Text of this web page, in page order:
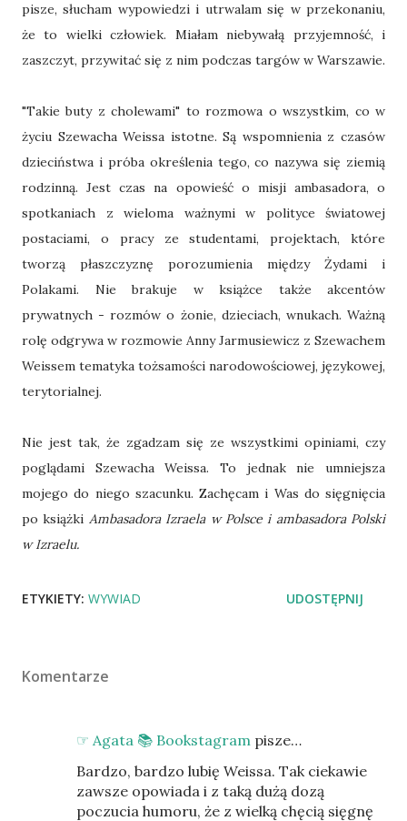
pisze, słucham wypowiedzi i utrwalam się w przekonaniu,
że to wielki człowiek. Miałam niebywałą przyjemność, i
zaszczyt, przywitać się z nim podczas targów w Warszawie.
"Takie buty z cholewami" to rozmowa o wszystkim, co w
życiu Szewacha Weissa istotne. Są wspomnienia z czasów
dzieciństwa i próba określenia tego, co nazywa się ziemią
rodzinną. Jest czas na opowieść o misji ambasadora, o
spotkaniach z wieloma ważnymi w polityce światowej
postaciami, o pracy ze studentami, projektach, które
tworzą płaszczyznę porozumienia między Żydami i
Polakami. Nie brakuje w książce także akcentów
prywatnych - rozmów o żonie, dzieciach, wnukach. Ważną
rolę odgrywa w rozmowie Anny Jarmusiewicz z Szewachem
Weissem tematyka tożsamości narodowościowej, językowej,
terytorialnej.
Nie jest tak, że zgadzam się ze wszystkimi opiniami, czy
poglądami Szewacha Weissa. To jednak nie umniejsza
mojego do niego szacunku. Zachęcam i Was do sięgnięcia
po książki Ambasadora Izraela w Polsce i ambasadora Polski
w Izraelu.
ETYKIETY: WYWIAD UDOSTĘPNIJ
Komentarze
☞ Agata 📚 Bookstagram pisze…
Bardzo, bardzo lubię Weissa. Tak ciekawie
zawsze opowiada i z taką dużą dozą
poczucia humoru, że z wielką chęcią sięgnę